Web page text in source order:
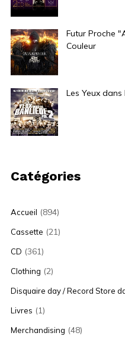
Futur Proche
Couleur
Les Yeux dans
Catégories
Accueil (894)
Cassette (21)
CD (361)
Clothing (2)
Disquaire day / Record Store
Livres (1)
Merchandising (48)